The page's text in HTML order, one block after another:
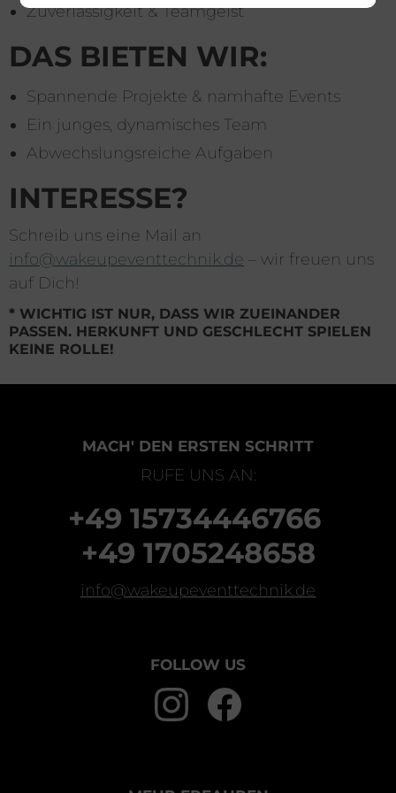
Zuverlässigkeit & Teamgeist
DAS BIETEN WIR:
Spannende Projekte & namhafte Events
Ein junges, dynamisches Team
Abwechslungsreiche Aufgaben
INTERESSE?
Schreib uns eine Mail an
info@wakeupeventtechnik.de – wir freuen uns
auf Dich!
* WICHTIG IST NUR, DASS WIR ZUEINANDER
PASSEN. HERKUNFT UND GESCHLECHT SPIELEN
KEINE ROLLE!
MACH' DEN ERSTEN SCHRITT
RUFE UNS AN:
+49 15734446766
+49 1705248658
info@wakeupeventtechnik.de
FOLLOW US